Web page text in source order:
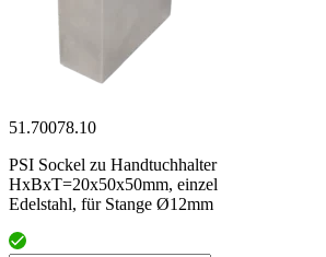
51.70078.10
PSI Sockel zu Handtuchhalter
HxBxT=20x50x50mm, einzel
Edelstahl, für Stange Ø12mm